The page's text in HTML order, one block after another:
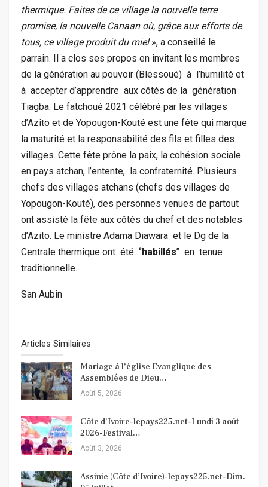
thermique. Faites de ce village la nouvelle terre
promise, la nouvelle Canaan où, grâce aux efforts de
tous, ce village produit du miel», a conseillé le
parrain. Il a clos ses propos en invitant les membres
de la génération au pouvoir (Blessoué) à l’humilité et
à accepter d’apprendre aux côtés de la génération
Tiagba. Le fatchoué 2021 célébré par les villages
d’Azito et de Yopougon-Kouté est une fête qui marque
la maturité et la responsabilité des fils et filles des
villages. Cette fête prône la paix, la cohésion sociale
en pays atchan, l’entente, la confraternité. Plusieurs
chefs des villages atchans (chefs des villages de
Yopougon-Kouté), des personnes venues de partout
ont assisté la fête aux côtés du chef et des notables
d’Azito. Le ministre Adama Diawara et le Dg de la
Centrale thermique ont été ‘’habillés’’ en tenue
traditionnelle.
San Aubin
Articles Similaires
Mariage à l’église Evanglique des
Assemblées de Dieu…
Août 5, 2026
Côte d’Ivoire-lepays225.net-Lundi 3 août
2026-Festival…
Août 3, 2026
Assinie (Côte d’Ivoire)-lepays225.net-Dim.